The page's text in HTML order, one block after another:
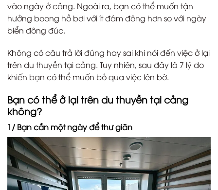
vào ngày ở cảng. Ngoài ra, bạn có thể muốn tận
hưởng boong hồ bơi với ít đám đông hơn so với ngày
biển đông đúc.
Không có câu trả lời đúng hay sai khi nói đến việc ở lại
trên du thuyền tại cảng. Tuy nhiên, sau đây là 7 lý do
khiến bạn có thể muốn bỏ qua việc lên bờ.
Bạn có thể ở lại trên du thuyền tại cảng
không?
1/ Bạn cần một ngày để thư giãn